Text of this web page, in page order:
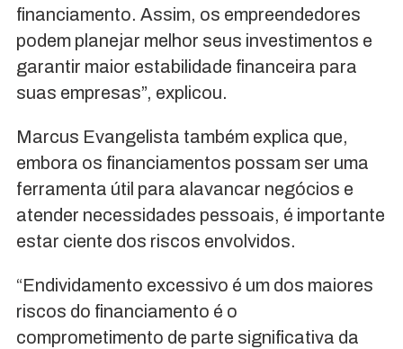
financiamento. Assim, os empreendedores
podem planejar melhor seus investimentos e
garantir maior estabilidade financeira para
suas empresas”, explicou.
Marcus Evangelista também explica que,
embora os financiamentos possam ser uma
ferramenta útil para alavancar negócios e
atender necessidades pessoais, é importante
estar ciente dos riscos envolvidos.
“Endividamento excessivo é um dos maiores
riscos do financiamento é o
comprometimento de parte significativa da